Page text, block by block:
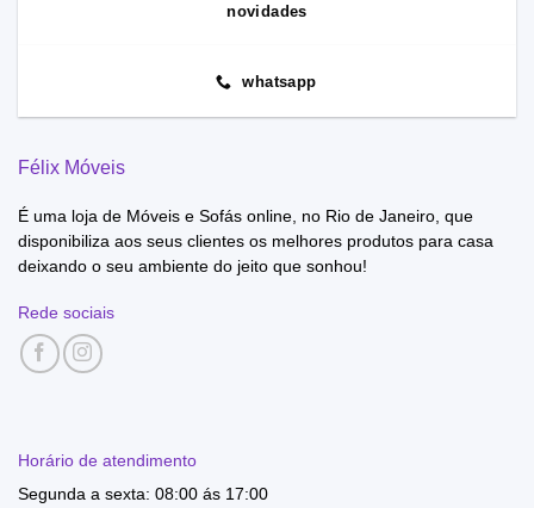
novidades
whatsapp
Félix Móveis
É uma loja de Móveis e Sofás online, no Rio de Janeiro, que
disponibiliza aos seus clientes os melhores produtos para casa
deixando o seu ambiente do jeito que sonhou!
Rede sociais
Horário de atendimento
Segunda a sexta: 08:00 ás 17:00